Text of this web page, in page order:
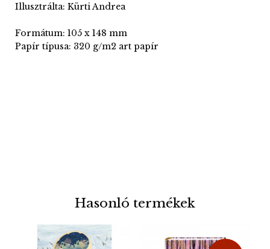
Illusztrálta: Kürti Andrea
Formátum: 105 x 148 mm
Papír típusa: 320 g/m2 art papír
Hasonló termékek